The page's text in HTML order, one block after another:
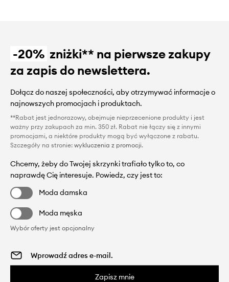
-20% zniżki** na pierwsze zakupy
za zapis do newslettera.
Dołącz do naszej społeczności, aby otrzymywać informacje o
najnowszych promocjach i produktach.
**Rabat jest jednorazowy, obejmuje nieprzecenione produkty i jest
ważny przy zakupach za min. 350 zł. Rabat nie łączy się z innymi
promocjami, a niektóre produkty mogą być wyłączone z rabatu.
Szczegóły na stronie: wykluczenia z promocji.
Chcemy, żeby do Twojej skrzynki trafiało tylko to, co
naprawdę Cię interesuje. Powiedz, czy jest to:
Moda damska
Moda męska
Wybór oferty jest opcjonalny
Zapisz mnie